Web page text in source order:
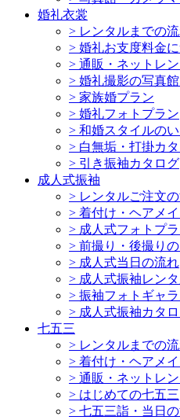
婚礼衣裳
> レンタルまでの
> 婚礼お支度料金
> 通販・ネットレ
> 婚礼撮影の写真
> 家族婚プラン
> 婚礼フォトプラン
> 和婚スタイルの
> 白無垢・打掛カ
> 引き振袖カタログ
成人式振袖
> レンタルご注文
> 着付け・ヘアメ
> 成人式フォトプ
> 前撮り・後撮り
> 成人式当日の流れ
> 成人式振袖レン
> 振袖フォトギャ
> 成人式振袖カタ
七五三
> レンタルまでの
> 着付け・ヘアメ
> 通販・ネットレ
> はじめての七五三
> 七五三詣・当日